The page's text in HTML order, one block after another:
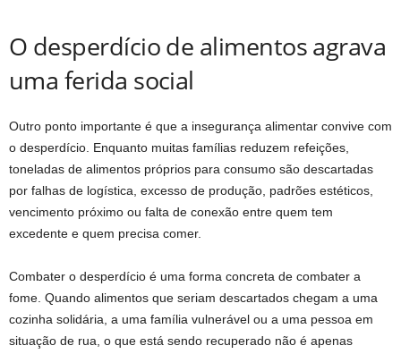
O desperdício de alimentos agrava
uma ferida social
Outro ponto importante é que a insegurança alimentar convive com
o desperdício. Enquanto muitas famílias reduzem refeições,
toneladas de alimentos próprios para consumo são descartadas
por falhas de logística, excesso de produção, padrões estéticos,
vencimento próximo ou falta de conexão entre quem tem
excedente e quem precisa comer.
Combater o desperdício é uma forma concreta de combater a
fome. Quando alimentos que seriam descartados chegam a uma
cozinha solidária, a uma família vulnerável ou a uma pessoa em
situação de rua, o que está sendo recuperado não é apenas